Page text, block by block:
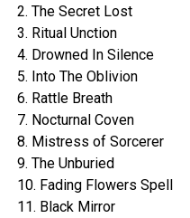
2. The Secret Lost
3. Ritual Unction
4. Drowned In Silence
5. Into The Oblivion
6. Rattle Breath
7. Nocturnal Coven
8. Mistress of Sorcerer
9. The Unburied
10. Fading Flowers Spell
11. Black Mirror